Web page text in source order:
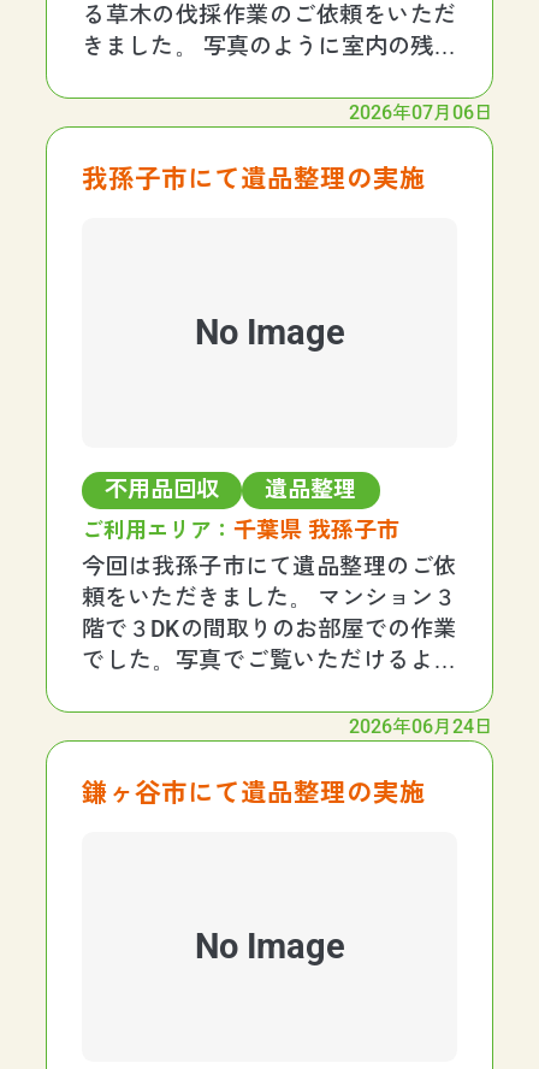
る草木の伐採作業のご依頼をいただ
きました。 写真のように室内の残置
木もかなりの量がありました。 かな
業スケジュールを３日間に設定しま
2026年07月06日
我孫子市にて遺品整理の実施
No Image
不用品回収 遺品整理
ご利用エリア：千葉県 我孫子市
今回は我孫子市にて遺品整理のご依
頼をいただきました。 マンション３
階で３DKの間取りのお部屋での作業
でした。写真でご覧いただけるよう
を行っていただいたので、ほとんど
趣味でプラモデルの制作をしてい
2026年06月24日
鎌ヶ谷市にて遺品整理の実施
No Image